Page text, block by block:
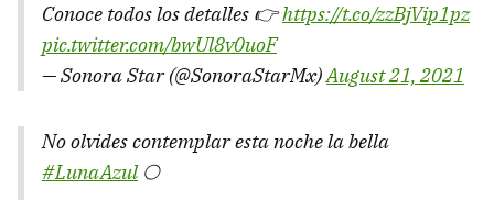
Conoce todos los detalles 👉https://t.co/zzBjVip1pz
pic.twitter.com/bwUl8v0uoF
— Sonora Star (@SonoraStarMx)August 21, 2021
No olvides contemplar esta noche la bella
#LunaAzul🌕